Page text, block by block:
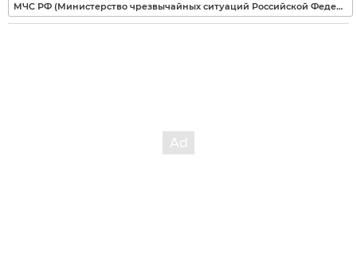
МЧС РФ (Министерство чрезвычайных ситуаций Российской Федерации)